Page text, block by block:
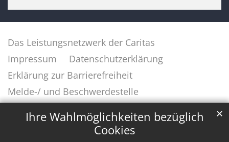
Ihre Wahlmöglichkeiten bezüglich
Cookies
✕
Das Leistungsnetzwerk der Caritas
Impressum
Datenschutzerklärung
Erklärung zur Barrierefreiheit
Melde-/ und Beschwerdestelle